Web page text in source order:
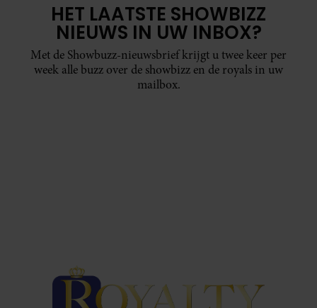
HET LAATSTE SHOWBIZZ
NIEUWS IN UW INBOX?
Met de Showbuzz-nieuwsbrief krijgt u twee keer per
week alle buzz over de showbizz en de royals in uw
mailbox.